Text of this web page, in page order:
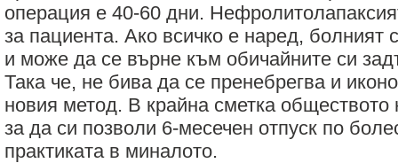
операция е 40-60 дни. Н
за пациента. Ако всичко е наред, болният
и може да се върне към обичайните си
Така че, не бива да се пренебрегва и
новия метод. В крайна сметка обществото
за да си позволи 6-месечен отпуск по
практиката в миналото.